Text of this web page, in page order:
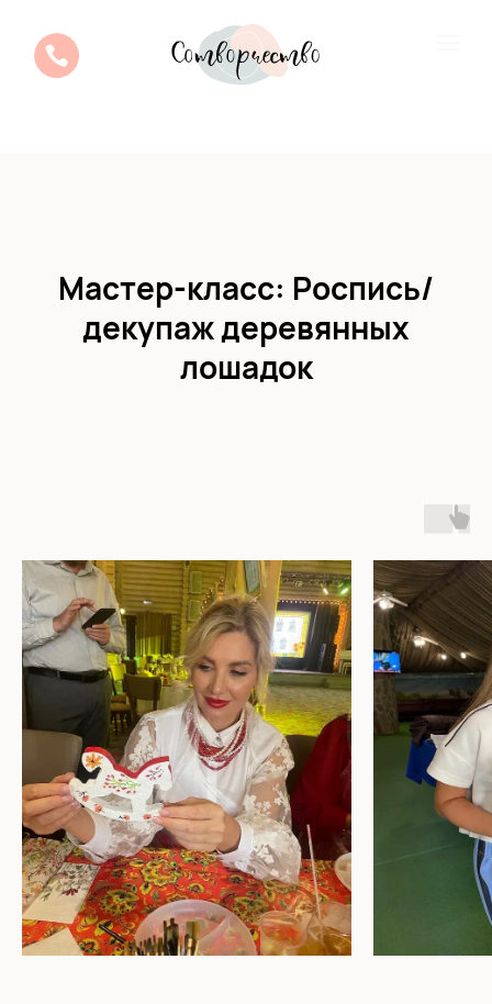
Мастер-класс: Роспись/
декупаж деревянных
лошадок